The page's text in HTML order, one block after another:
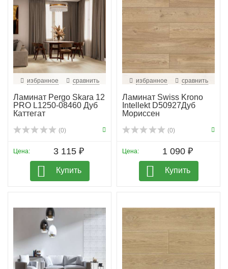
избранное сравнить
Ламинат Pergo Skara 12
PRO L1250-08460 Дуб
Каттегат
(0)
Цена: 3 115 ₽
Купить
избранное сравнить
Ламинат Swiss Krono
Intellekt D50927Дуб
Мориссен
(0)
Цена: 1 090 ₽
Купить